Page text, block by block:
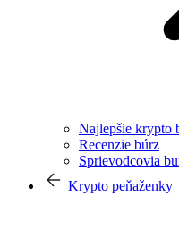
Najlepšie krypto
Recenzie búrz
Sprievodcovia
Krypto peňaženky